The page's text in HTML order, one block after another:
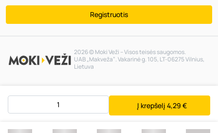
Į krepšelį 4,29 €
Registruotis
2026 © Moki Veži – Visos teisės saugomos.
UAB „Makveža“. Vakarinė g. 105, LT-06275 Vilnius,
Lietuva